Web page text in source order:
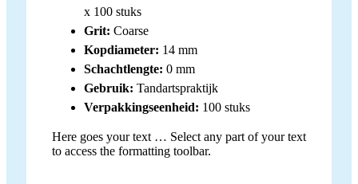
x 100 stuks
Grit: Coarse
Kopdiameter: 14 mm
Schachtlengte: 0 mm
Gebruik: Tandartspraktijk
Verpakkingseenheid: 100 stuks
Here goes your text … Select any part of your text
to access the formatting toolbar.